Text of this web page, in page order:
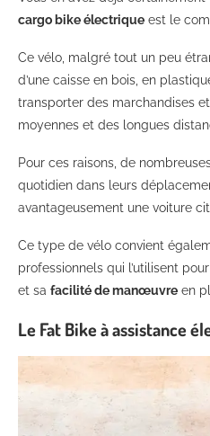
cargo bike électrique est le
Ce vélo, malgré tout un peu
d’une caisse en bois, en
transporter des marchandises
moyennes et des longues
Pour ces raisons, de
quotidien dans leurs
avantageusement une voiture
Ce type de vélo convient
professionnels qui l’utilisent
et sa facilité de manœuvre en
Le Fat Bike à assistance